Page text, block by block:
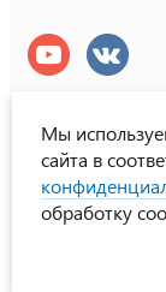
УралСпецТранс
© ООО «Урал
Политика
Мы
сайта в
обработку